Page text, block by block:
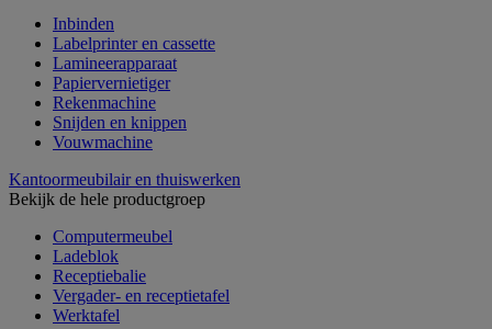
Inbinden
Labelprinter en cassette
Lamineerapparaat
Papiervernietiger
Rekenmachine
Snijden en knippen
Vouwmachine
Kantoormeubilair en thuiswerken
Bekijk de hele productgroep
Computermeubel
Ladeblok
Receptiebalie
Vergader- en receptietafel
Werktafel